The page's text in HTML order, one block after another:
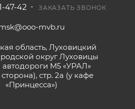
47-42 ЗАКАЗАТЬ ЗВОНОК
mvb.ru
область, Луховицкий
округ Луховицы
автодороги М5 «УРАЛ»
стр. 2а (у кафе
«‎Принцесса»)